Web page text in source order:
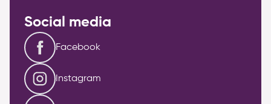
Social media
Facebook
Instagram